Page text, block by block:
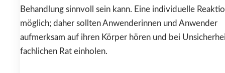
Behandlung sinnvoll sein kann. Eine individuelle
möglich; daher sollten Anwenderinnen und Anwender
aufmerksam auf ihren Körper hören und bei
fachlichen Rat einholen.